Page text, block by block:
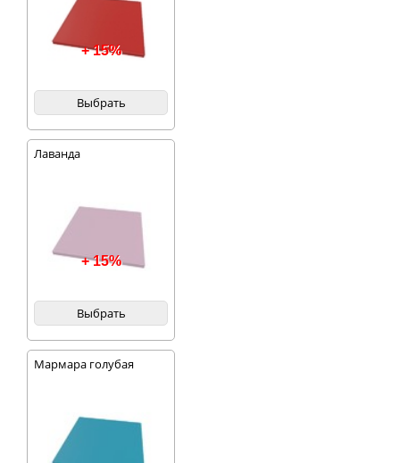
+ 15%
Выбрать
Лаванда
+ 15%
Выбрать
Мармара голубая